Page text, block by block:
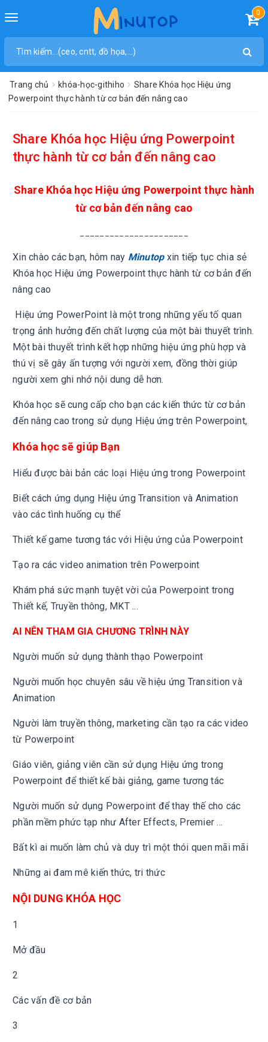
Toggle
0
Trang chủ khóa-học-githiho
Share Khóa học Hiệu ứng
Powerpoint thực hành từ cơ bản đến nâng cao
Share Khóa học Hiệu ứng Powerpoint
thực hành từ cơ bản đến nâng cao
Share Khóa học Hiệu ứng Powerpoint thực hành
từ cơ bản đến nâng cao
Xin chào các bạn, hôm nay Minutop xin tiếp tục chia sẻ
Khóa học Hiệu ứng Powerpoint thực hành từ cơ bản đến
nâng cao
Hiệu ứng PowerPoint là một trong những yếu tố quan
trọng ảnh hưởng đến chất lượng của một bài thuyết trình.
Một bài thuyết trình kết hợp những hiệu ứng phù hợp và
thú vị sẽ gây ấn tượng với người xem, đồng thời giúp
người xem ghi nhớ nội dung dễ hơn.
Khóa học sẽ cung cấp cho bạn các kiến thức từ cơ bản
đến nâng cao trong sử dụng Hiệu ứng trên Powerpoint,
Khóa học sẽ giúp Bạn
Hiểu được bài bản các loại Hiệu ứng trong Powerpoint
Biết cách ứng dụng Hiệu ứng Transition và Animation
vào các tình huống cụ thể
Thiết kế game tương tác với Hiệu ứng của Powerpoint
Tạo ra các video animation trên Powerpoint
Khám phá sức mạnh tuyệt vời của Powerpoint trong
Thiết kế, Truyền thông, MKT ...
AI NÊN THAM GIA CHƯƠNG TRÌNH NÀY
Người muốn sử dụng thành thạo Powerpoint
Người muốn học chuyên sâu về hiệu ứng Transition và
Animation
Người làm truyền thông, marketing cần tạo ra các video
từ Powerpoint
Giáo viên, giảng viên cần sử dụng Hiệu ứng trong
Powerpoint để thiết kế bài giảng, game tương tác
Người muốn sử dụng Powerpoint để thay thế cho các
phần mềm phức tạp như After Effects, Premier ...
Bất kì ai muốn làm chủ và duy trì một thói quen mãi mãi
Những ai đam mê kiến thức, tri thức
NỘI DUNG KHÓA HỌC
1
Mở đầu
2
Các vấn đề cơ bản
3